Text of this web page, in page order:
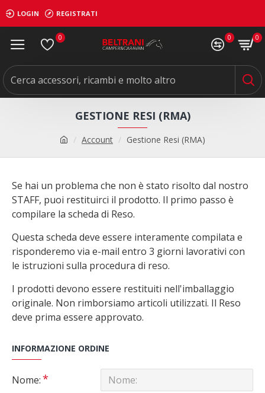
LOGIN REGISTRATI
0 0 0
Account Gestione Resi (RMA)
GESTIONE RESI (RMA)
Se hai un problema che non è stato risolto dal nostro
STAFF, puoi restituirci il prodotto. Il primo passo è
compilare la scheda di Reso.
Questa scheda deve essere interamente compilata e
risponderemo via e-mail entro 3 giorni lavorativi con
le istruzioni sulla procedura di reso.
I prodotti devono essere restituiti nell'imballaggio
originale. Non rimborsiamo articoli utilizzati. Il Reso
deve prima essere approvato.
INFORMAZIONE ORDINE
Nome: